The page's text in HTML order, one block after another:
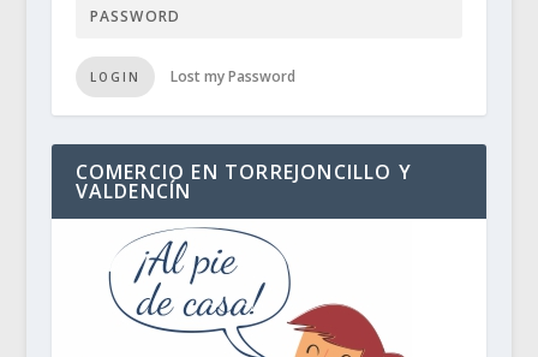
LOGIN Lost my Password
COMERCIO EN TORREJONCILLO Y
VALDENCÍN